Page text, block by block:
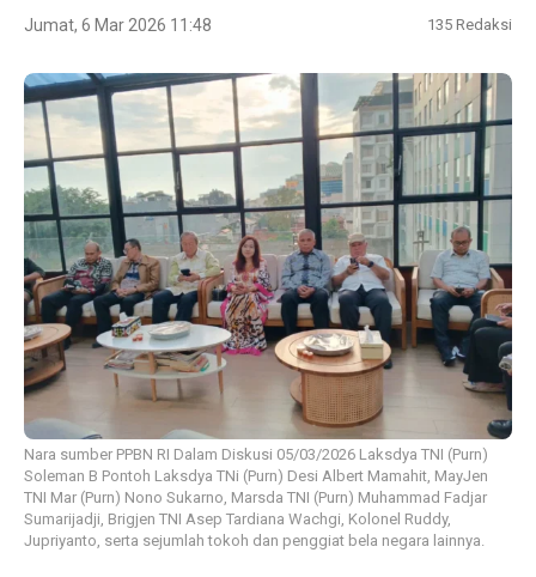
Jumat, 6 Mar 2026 11:48 135 Redaksi
Nara sumber PPBN RI Dalam Diskusi 05/03/2026 Laksdya TNI (Purn)
Soleman B Pontoh Laksdya TNi (Purn) Desi Albert Mamahit, MayJen
TNI Mar (Purn) Nono Sukarno, Marsda TNI (Purn) Muhammad Fadjar
Sumarijadji, Brigjen TNI Asep Tardiana Wachgi, Kolonel Ruddy,
Jupriyanto, serta sejumlah tokoh dan penggiat bela negara lainnya.